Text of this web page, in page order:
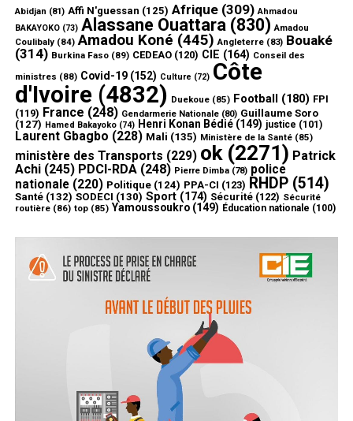
Abidjan (81) Affi N'guessan (125) Afrique(309) Ahmadou
BAKAYOKO(73) Alassane Ouattara (830) Amadou
Coulibaly(84) Amadou Koné (445) Angleterre(83) Bouaké
(314) Burkina Faso(89) CEDEAO(120) CIE (164) Conseil des
ministres (88) Covid-19(152) Culture (72) Côte
d'Ivoire(4832) Duekoue(85) Football (180) FPI
(119) France (248) Gendarmerie Nationale(80) Guillaume Soro
(127) Hamed Bakayoko(74) Henri Konan Bédié(149) justice (101)
Laurent Gbagbo (228) Mali (135) Ministère de la Santé(85)
ministère des Transports (229) ok(2271) Patrick
Achi(245) PDCI-RDA(248) Pierre Dimba(78) police
nationale(220) Politique(124) PPA-CI (123) RHDP(514)
Santé(132) SODECI (130) Sport(174) Sécurité(122) Sécurité
routière(86) top(85) Yamoussoukro(149) Éducation nationale (100)